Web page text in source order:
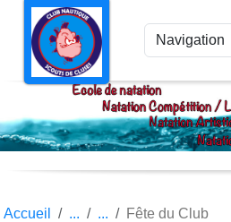
Accueil Fête du Club
Panneau de gestion des cookies